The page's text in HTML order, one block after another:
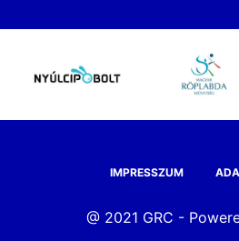
IMPRESSZUM
@ 2021 GRC -